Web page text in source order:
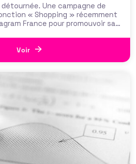
Une campagne de
« Shopping » récemment
France pour promouvoir sa
travaille dans les mines en
C’est avec cette campagne
Voir